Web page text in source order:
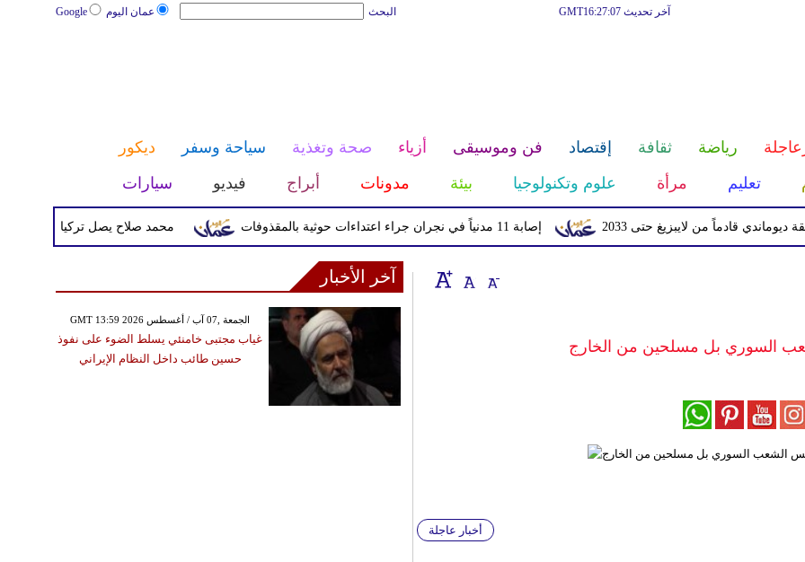
عمان اليوم Google البحث آخر تحديث GMT16:27:07
رياضة ثقافة إقتصاد فن وموسيقى أزياء صحة وتغذية سياحة وسفر
ديكور
تعليم مرأة علوم وتكنولوجيا بيئة مدونات أبراج فيديو سيارات
محمد صلاح يصل تركيا الأربعاء لإتمام إصابة 11 مدنياً في نجران جراء اعتداءات حوثية بالمقذوفات من لايبزيغ حتى 2033
السوري بل مسلحين من الخارج
أخبار عاجلة
آخر الأخبار
GMT 13:59 2026 الجمعة ,07 آب / أغسطس
غياب مجتبى خامنئي يسلط الضوء على نفوذ
حسين طائب داخل النظام الإيراني